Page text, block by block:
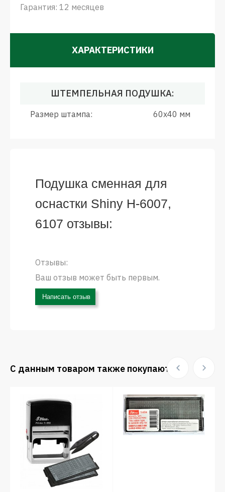
Гарантия: 12 месяцев
ХАРАКТЕРИСТИКИ
ШТЕМПЕЛЬНАЯ ПОДУШКА:
Размер штампа: 60x40 мм
Подушка сменная для
оснастки Shiny H-6007,
6107 отзывы:
Отзывы:
Ваш отзыв может быть первым.
Написать отзыв
С данным товаром также покупают: